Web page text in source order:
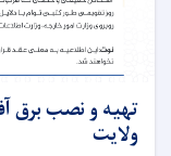
تهیه و نصب برق
ولایت